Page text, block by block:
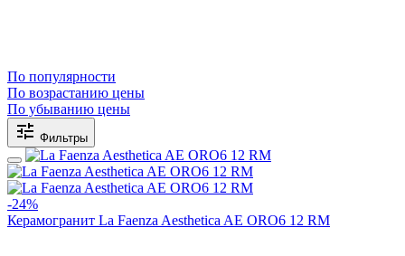
По популярности
По возрастанию цены
По убыванию цены
Фильтры
-24%
Керамогранит La Faenza Aesthetica AE ORO6 12 RM